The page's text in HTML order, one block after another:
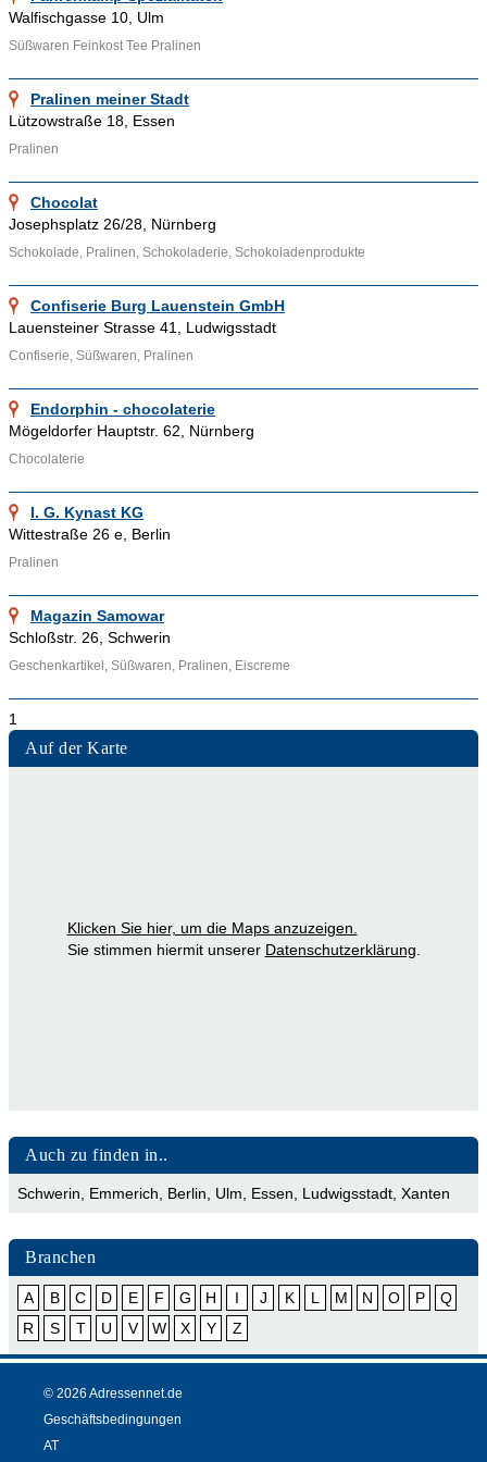
Branchenverzeichnis von Adressennet.de vertreten. Wenn Sie
Ihre Pralinen ebenfalls im Internet bekannt machen möchten,
nehmen Sie doch Kontakt mit uns auf.
Ähnliche Themenbereiche wie
Konditoreien
Internet zum Beispiel
Walfischgasse 10, Ulm
Süßwaren Feinkost Tee Pralinen
Pralinen meiner Stadt
Lützowstraße 18, Essen
Pralinen
Chocolat
Josephsplatz 26/28, Nürnberg
Schokolade, Pralinen, Schokoladerie, Schokoladenprodukte
Confiserie Burg Lauenstein GmbH
Lauensteiner Strasse 41, Ludwigsstadt
Confiserie, Süßwaren, Pralinen
Endorphin - chocolaterie
Mögeldorfer Hauptstr. 62, Nürnberg
Chocolaterie
I. G. Kynast KG
Wittestraße 26 e, Berlin
Pralinen
Magazin Samowar
Schloßstr. 26, Schwerin
Geschenkartikel, Süßwaren, Pralinen, Eiscreme
1
Auf der Karte
Klicken Sie hier, um die Maps anzuzeigen.
Sie stimmen hiermit unserer Datenschutzerklärung
Auch zu finden in..
Schwerin Emmerich Berlin Ulm Essen Ludwigsstadt Xanten
Branchen
A B C D E F G H I J K L M N O P
Q
R
S T U V W X Y Z
© 2026 Adressennet.de
Geschäftsbedingungen
AT